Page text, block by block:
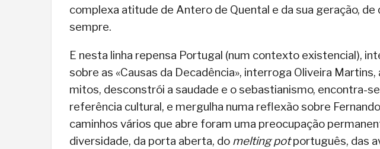
complexa atitude de Antero de Quental e da sua geração,
sempre.
E nesta linha repensa Portugal (num contexto existencial),
sobre as «Causas da Decadência», interroga Oliveira
mitos, desconstrói a saudade e o sebastianismo, encontra-
referência cultural, e mergulha numa reflexão sobre
caminhos vários que abre foram uma preocupação
diversidade, da porta aberta, do melting potportuguês, das